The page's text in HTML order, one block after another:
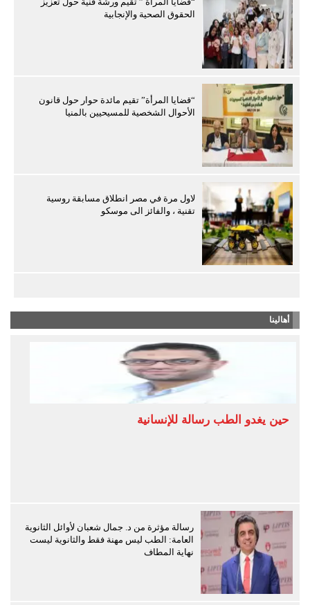
الحقوق الصحية والإنجابية
“قضايا المرأة” تقيم مائدة حوار حول قانون
الأحوال الشخصية للمسيحيين بالمنيا
لاول مرة في مصر انطلاق مسابقة روسية
تقنية ، والفائز الى موسكو
أهالينا
حين يغدو الطب رسالة للإنسانية
رسالة مؤثرة من د. جمال شعبان لأوائل الثانوية
العامة: الطب ليس مهنة فقط والثانوية ليست
نهاية المطاف